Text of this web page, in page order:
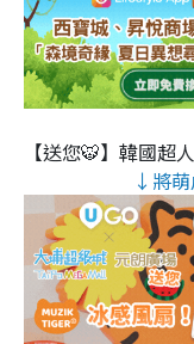
【送您🐯】韓國超
↓將萌